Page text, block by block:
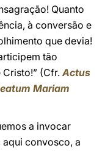
Quanto
à conversão e
que devia!
tão
Cristo!” (Cfr.Actus
Mariam
a invocar
convosco, a